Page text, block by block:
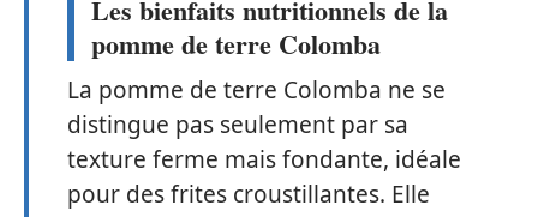
Les bienfaits nutritionnels de la
pomme de terre Colomba
La pomme de terre Colomba ne se
distingue pas seulement par sa
texture ferme mais fondante, idéale
pour des frites croustillantes. Elle